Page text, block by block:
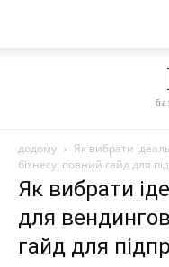
додому
Як вибрати
бізнесу: повний гайд для
Як вибрати
для
гайд для